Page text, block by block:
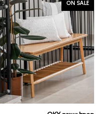
ON SALE
המקורי
היה:
₪1,890.
הנוכחי
הוא:
₪1,290.